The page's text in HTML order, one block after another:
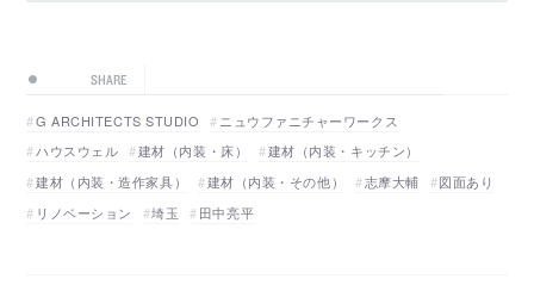
SHARE
G ARCHITECTS STUDIO
ニュウファニチャーワークス
ハウスウェル
建材（内装・床）
建材（内装・キッチン）
建材（内装・造作家具）
建材（内装・その他） 志摩大輔
図面あり
リノベーション
埼玉 田中亮平